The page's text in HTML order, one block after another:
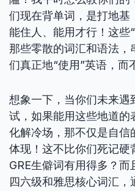
们现在背单词，是打地
能住人、能用才行！这些
那些零散的词汇和语法
们真正地“使用”英语，而
想象一下，当你们未来
试，如果能用这些地道
化解冷场，那不仅是自信
体现！这不比你们死记硬
GRE生僻词有用得多？
四六级和雅思核心词汇